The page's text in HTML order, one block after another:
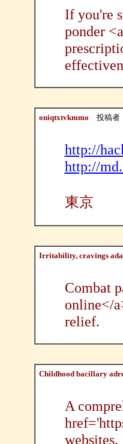
If you're
ponder
oniqtxtvkmmo 投稿者
http://
http://
東京
Irritability, cravings
Combat
online</
relief.
Childhood bacillary
A
websites.